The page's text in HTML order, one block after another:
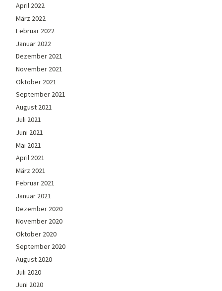
April 2022
März 2022
Februar 2022
Januar 2022
Dezember 2021
November 2021
Oktober 2021
September 2021
August 2021
Juli 2021
Juni 2021
Mai 2021
April 2021
März 2021
Februar 2021
Januar 2021
Dezember 2020
November 2020
Oktober 2020
September 2020
August 2020
Juli 2020
Juni 2020